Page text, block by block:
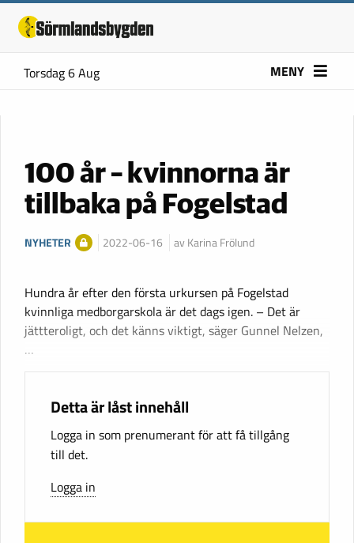
Torsdag 6 Aug MENY
100 år – kvinnorna är
tillbaka på Fogelstad
NYHETER 2022-06-16 av Karina Frölund
Hundra år efter den första urkursen på Fogelstad
kvinnliga medborgarskola är det dags igen. – Det är
jättteroligt, och det känns viktigt, säger Gunnel Nelzen,
…
Detta är låst innehåll
Logga in som prenumerant för att få tillgång
till det.
Logga in